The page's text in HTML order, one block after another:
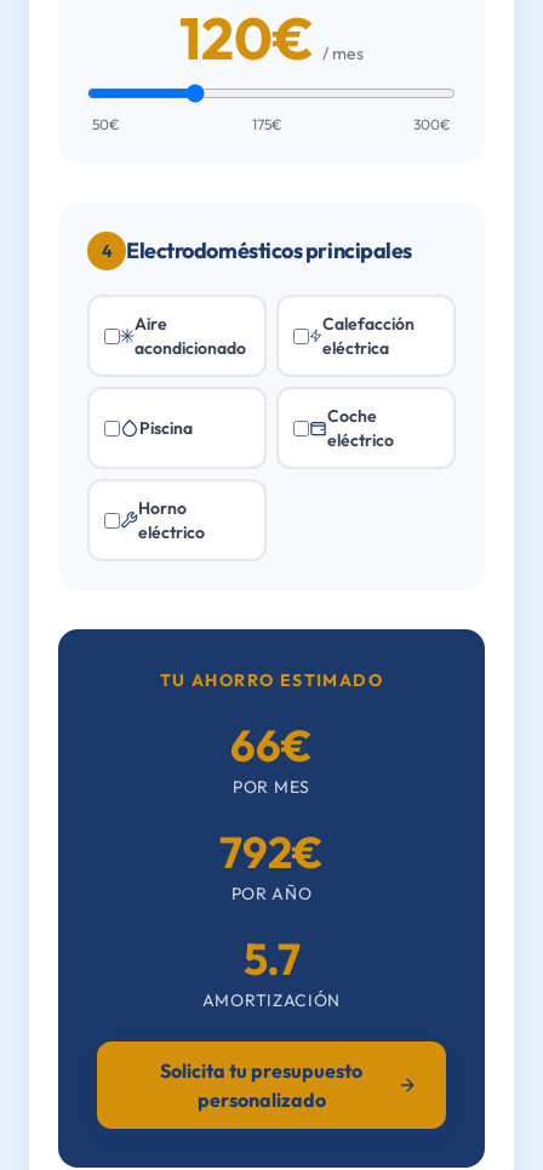
120€ / mes
50€ 175€ 300€
4 Electrodomésticos principales
Aire
acondicionado
Calefacción
eléctrica
Piscina
Coche
eléctrico
Horno
eléctrico
TU AHORRO ESTIMADO
66€
POR MES
792€
POR AÑO
5.7
AMORTIZACIÓN
Solicita tu presupuesto
personalizado